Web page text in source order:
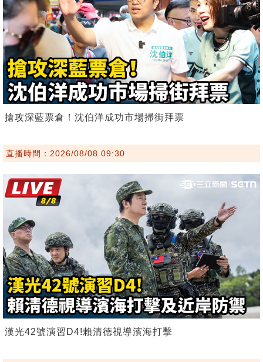
搶攻深藍票倉！沈伯洋成功市場掃街拜票
直播時間：2026/08/08 09:30
漢光42號演習D4!賴清德視導濱海打擊